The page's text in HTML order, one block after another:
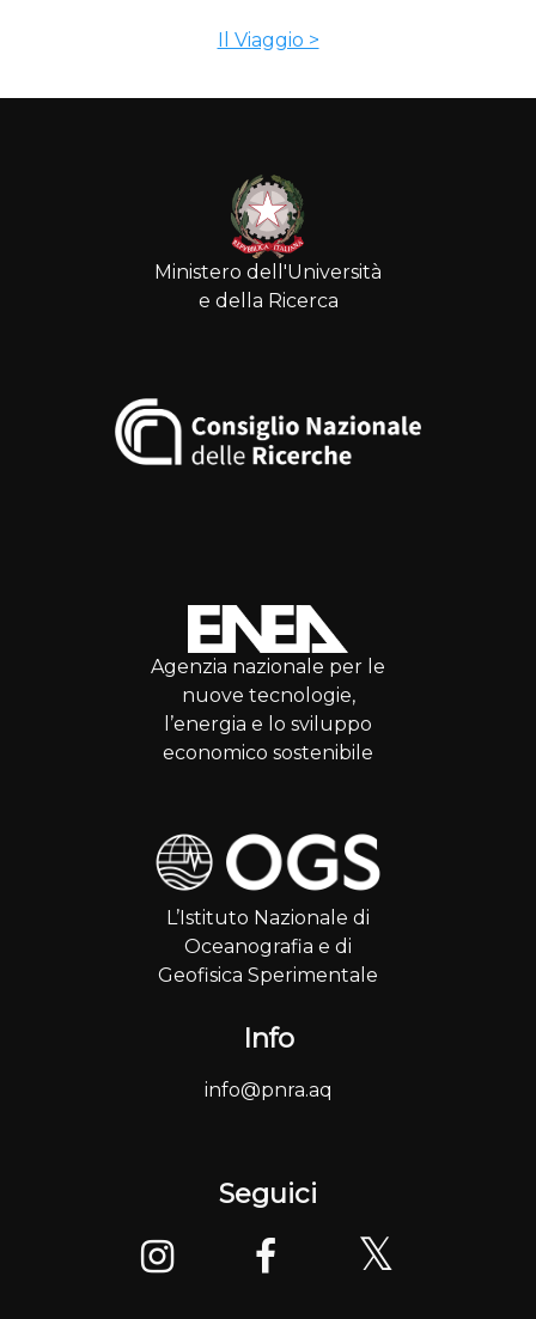
Il Viaggio >
Ministero dell'Università
e della Ricerca
Agenzia nazionale per le
nuove tecnologie,
l’energia e lo sviluppo
economico sostenibile
L’Istituto Nazionale di
Oceanografia e di
Geofisica Sperimentale
Info
info@pnra.aq
Seguici